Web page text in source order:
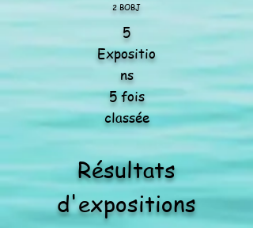
2 BOBJ
5
Expositio
ns
5 fois
classée
Résultats
d'expositions